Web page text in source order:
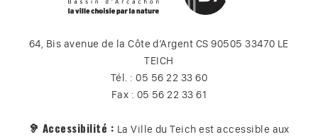
64, Bis avenue de la Côte d’Argent CS 90505 33470 LE
TEICH
Tél. : 05 56 22 33 60
Fax : 05 56 22 33 61
🦻 Accessibilité : La Ville du Teich est accessible aux